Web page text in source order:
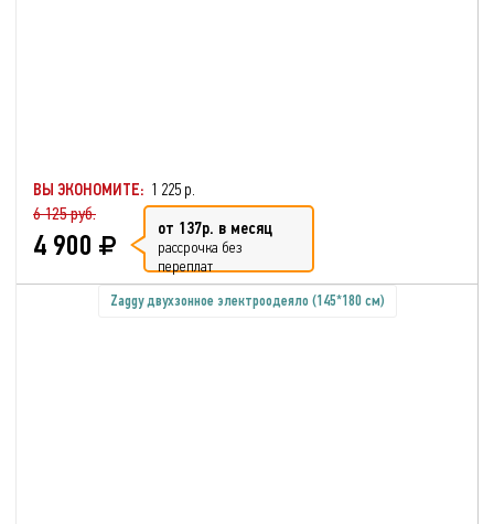
ВЫ ЭКОНОМИТЕ: 1 225 р.
6 125 руб.
4 900 от 137р. в месяц
рассрочка без
переплат
Zaggy двухзонное электроодеяло (145*180 см)